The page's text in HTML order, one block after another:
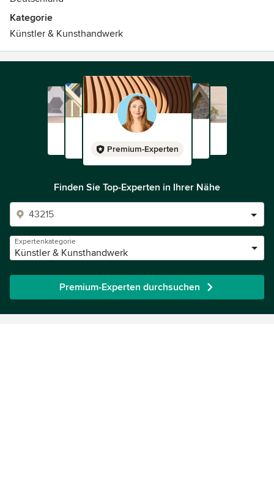
Kategorie
Künstler & Kunsthandwerk
Premium-Experten
Finden Sie Top-Experten in Ihrer Nähe
Expertenkategorie
Künstler & Kunsthandwerk
Premium-Experten durchsuchen